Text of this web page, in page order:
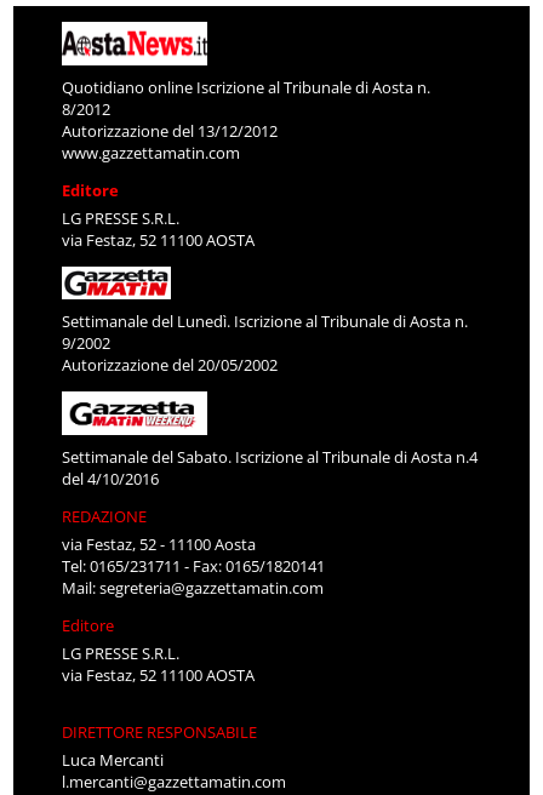
Quotidiano online Iscrizione al Tribunale di Aosta n.
8/2012
Autorizzazione del 13/12/2012
www.gazzettamatin.com
Editore
LG PRESSE S.R.L.
via Festaz, 52 11100 AOSTA
Settimanale del Lunedì. Iscrizione al Tribunale di Aosta n.
9/2002
Autorizzazione del 20/05/2002
Settimanale del Sabato. Iscrizione al Tribunale di Aosta n.4
del 4/10/2016
REDAZIONE
via Festaz, 52 - 11100 Aosta
Tel: 0165/231711 - Fax: 0165/1820141
Mail:segreteria@gazzettamatin.com
Editore
LG PRESSE S.R.L.
via Festaz, 52 11100 AOSTA
DIRETTORE RESPONSABILE
Luca Mercanti
l.mercanti@gazzettamatin.com